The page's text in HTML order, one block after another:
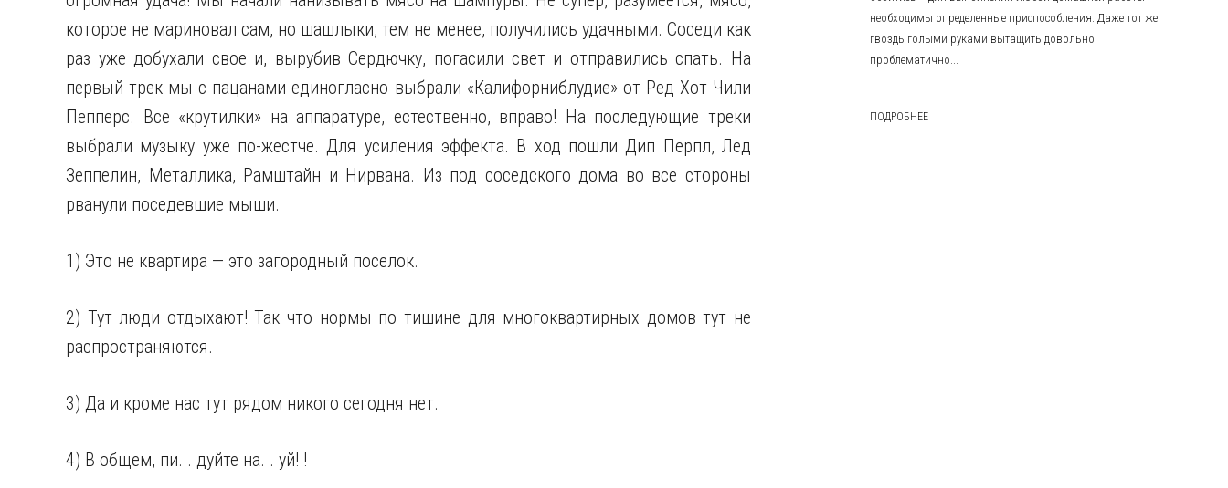
которое не мариновал сам, но шашлыки, тем не менее, получились удачными. Соседи как
раз уже добухали свое и, вырубив Сердючку, погасили свет и отправились спать. На
первый трек мы с пацанами единогласно выбрали «Калифорниблудие» от Ред Хот Чили
Пепперс. Все «крутилки» на аппаратуре, естественно, вправо! На последующие треки
выбрали музыку уже по-жестче. Для усиления эффекта. В ход пошли Дип Перпл, Лед
Зеппелин, Металлика, Рамштайн и Нирвана. Из под соседского дома во все стороны
рванули поседевшие мыши.
1) Это не квартира — это загородный поселок.
2) Тут люди отдыхают! Так что нормы по тишине для многоквартирных домов тут не
распространяются.
3) Да и кроме нас тут рядом никого сегодня нет.
4) В общем, пи. . дуйте на. . уй! !
необходимы определенные приспособления. Даже тот же
гвоздь голыми руками вытащить довольно
проблематично...
ПОДРОБНЕЕ